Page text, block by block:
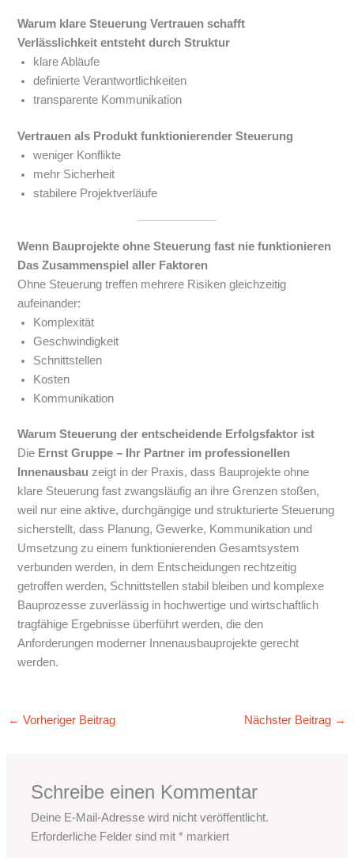
Warum klare Steuerung Vertrauen schafft
Verlässlichkeit entsteht durch Struktur
klare Abläufe
definierte Verantwortlichkeiten
transparente Kommunikation
Vertrauen als Produkt funktionierender Steuerung
weniger Konflikte
mehr Sicherheit
stabilere Projektverläufe
Wenn Bauprojekte ohne Steuerung fast nie funktionieren
Das Zusammenspiel aller Faktoren
Ohne Steuerung treffen mehrere Risiken gleichzeitig
aufeinander:
Komplexität
Geschwindigkeit
Schnittstellen
Kosten
Kommunikation
Warum Steuerung der entscheidende Erfolgsfaktor ist
Die Ernst Gruppe – Ihr Partner im professionellen
Innenausbau zeigt in der Praxis, dass Bauprojekte ohne
klare Steuerung fast zwangsläufig an ihre Grenzen stoßen,
weil nur eine aktive, durchgängige und strukturierte Steuerung
sicherstellt, dass Planung, Gewerke, Kommunikation und
Umsetzung zu einem funktionierenden Gesamtsystem
verbunden werden, in dem Entscheidungen rechtzeitig
getroffen werden, Schnittstellen stabil bleiben und komplexe
Bauprozesse zuverlässig in hochwertige und wirtschaftlich
tragfähige Ergebnisse überführt werden, die den
Anforderungen moderner Innenausbauprojekte gerecht
werden.
← Vorheriger Beitrag Nächster Beitrag →
Schreibe einen Kommentar
Deine E-Mail-Adresse wird nicht veröffentlicht.
Erforderliche Felder sind mit* markiert